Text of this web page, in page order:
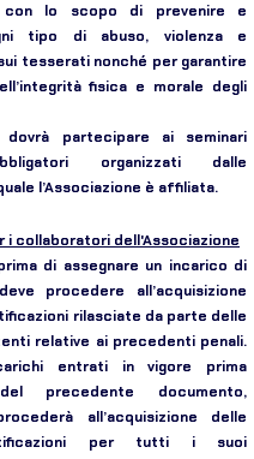
con lo scopo di prevenire e
tipo di abuso, violenza e
tesserati nonché per garantire
fisica e morale degli
dovrà partecipare ai seminari
organizzati dalle
l’Associazione è affiliata.
i collaboratori dell'Associazione
di assegnare un incarico di
procedere all’acquisizione
rilasciate da parte delle
relative ai precedenti penali.
entrati in vigore prima
del precedente documento,
all’acquisizione delle
per tutti i suoi